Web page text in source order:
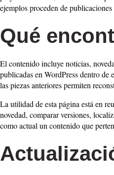
ejemplos proceden de
Qué
El contenido incluye noticias,
publicadas en WordPress dentro
las piezas anteriores permiten
La utilidad de esta página está en
novedad, comparar versiones,
como actual un contenido que